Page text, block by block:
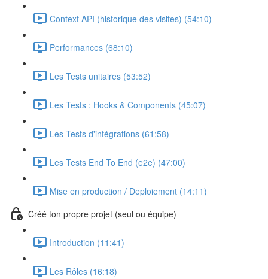
Context API (historique des visites) (54:10)
Performances (68:10)
Les Tests unitaires (53:52)
Les Tests : Hooks & Components (45:07)
Les Tests d'intégrations (61:58)
Les Tests End To End (e2e) (47:00)
Mise en production / Deploiement (14:11)
Créé ton propre projet (seul ou équipe)
Introduction (11:41)
Les Rôles (16:18)